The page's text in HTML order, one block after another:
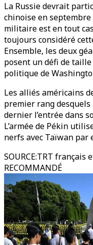
La Russie devrait
chinoise en
militaire est en tout
toujours considéré
Ensemble, les deux
posent un défi de taille
politique de
Les alliés américains
premier rang desquels
dernier l’entrée dans
L’armée de Pékin
nerfs avec Taïwan par
SOURCE:TRT français
RECOMMANDÉ